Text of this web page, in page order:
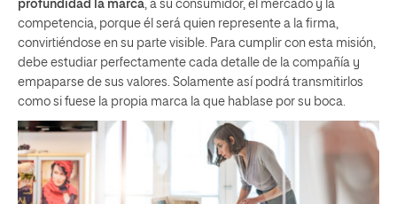
profundidad la marca , a su consumidor, el mercado y la
competencia, porque él será quien represente a la firma,
convirtiéndose en su parte visible. Para cumplir con esta misión,
debe estudiar perfectamente cada detalle de la compañía y
empaparse de sus valores. Solamente así podrá transmitirlos
como si fuese la propia marca la que hablase por su boca.